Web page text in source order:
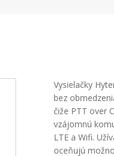
Vysielačky
bez
čiže PTT over
vzájomnú
LTE a Wifi.
oceňujú